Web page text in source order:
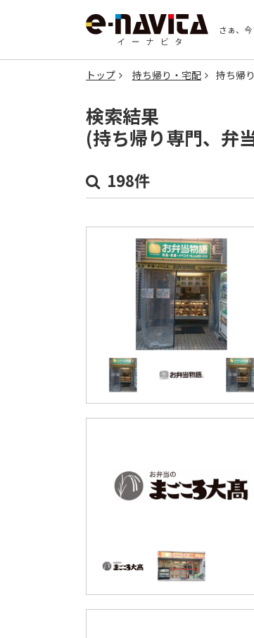
さぁ、今
トップ 持ち帰り・宅配 持ち帰
検索結果
(持ち帰り専門、弁
198件